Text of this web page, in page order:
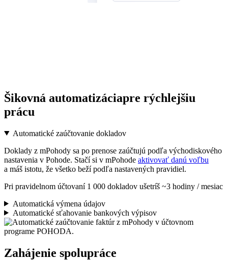
Šikovná automatizáciapre rýchlejšiu
prácu
Automatické zaúčtovanie dokladov
Doklady z mPohody sa po prenose zaúčtujú podľa východiskového
nastavenia v Pohode. Stačí si v mPohode aktivovať danú voľbu
a máš istotu, že všetko beží podľa nastavených pravidiel.
Pri pravidelnom účtovaní 1 000 dokladov ušetríš ~3 hodiny / mesiac
Automatická výmena údajov
Automatické sťahovanie bankových výpisov
Zahájenie spolupráce